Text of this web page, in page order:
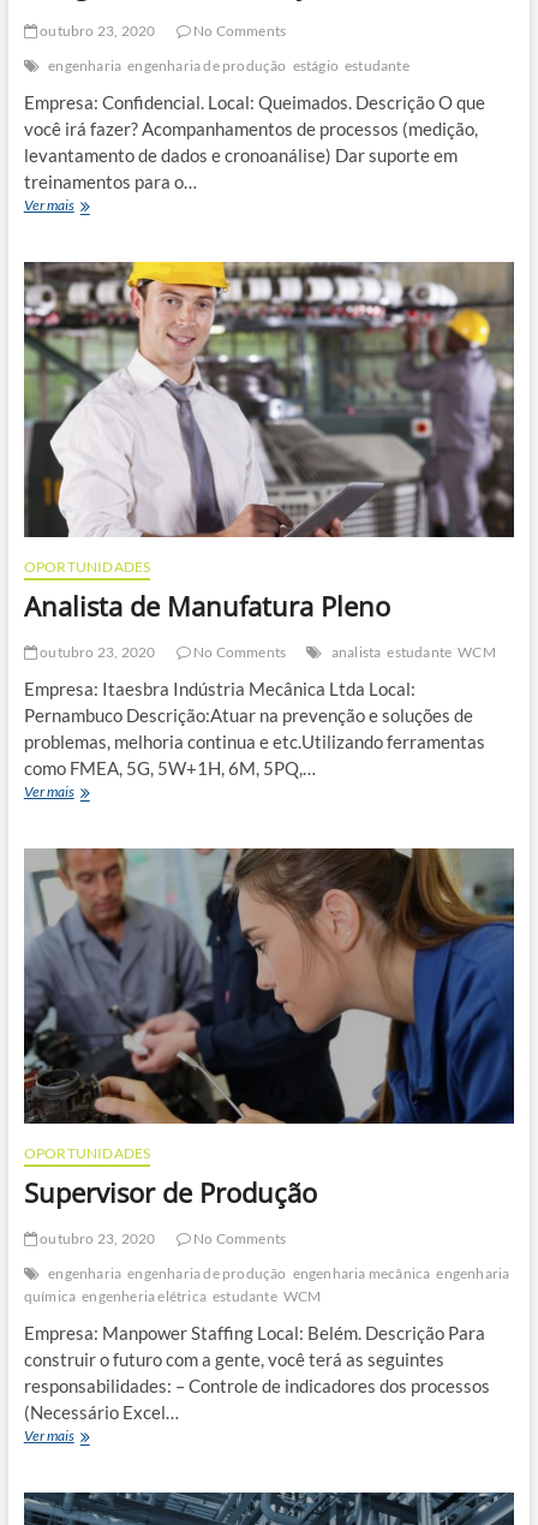
outubro 23, 2020
No Comments
engenharia engenharia de produção estágio estudante
Empresa: Confidencial. Local: Queimados. Descrição O que
você irá fazer? Acompanhamentos de processos (medição,
levantamento de dados e cronoanálise) Dar suporte em
treinamentos para o…
Ver maisEstágiaria(o)
OPORTUNIDADES
Analista de Manufatura Pleno
outubro 23, 2020 No Comments analista estudante WCM
Empresa: Itaesbra Indústria Mecânica Ltda Local:
Pernambuco Descrição:Atuar na prevenção e soluções de
problemas, melhoria continua e etc.Utilizando ferramentas
como FMEA, 5G, 5W+1H, 6M, 5PQ,…
Ver maisAnalista
Pleno
OPORTUNIDADES
Supervisor de Produção
outubro 23, 2020
No Comments
engenharia engenharia de produção engenharia mecânica engenharia
química engenheria elétrica estudante WCM
Empresa: Manpower Staffing Local: Belém. Descrição Para
construir o futuro com a gente, você terá as seguintes
responsabilidades: – Controle de indicadores dos processos
(Necessário Excel…
Ver maisSupervisor